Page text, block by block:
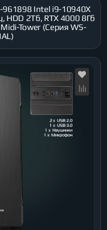
961898 Intel i9-10940X
HDD 2Тб, RTX 4000 8Гб
Tower (Серия WS-